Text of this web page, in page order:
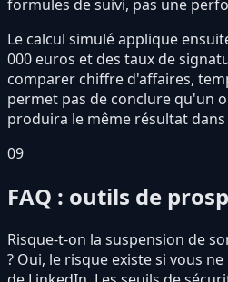
formules de suivi, pas une
Le calcul simulé applique
000 euros et des taux de
comparer chiffre d'affaires,
permet pas de conclure qu'un
produira le même résultat
09
FAQ : outils de
Risque-t-on la suspension de
? Oui, le risque existe si vous